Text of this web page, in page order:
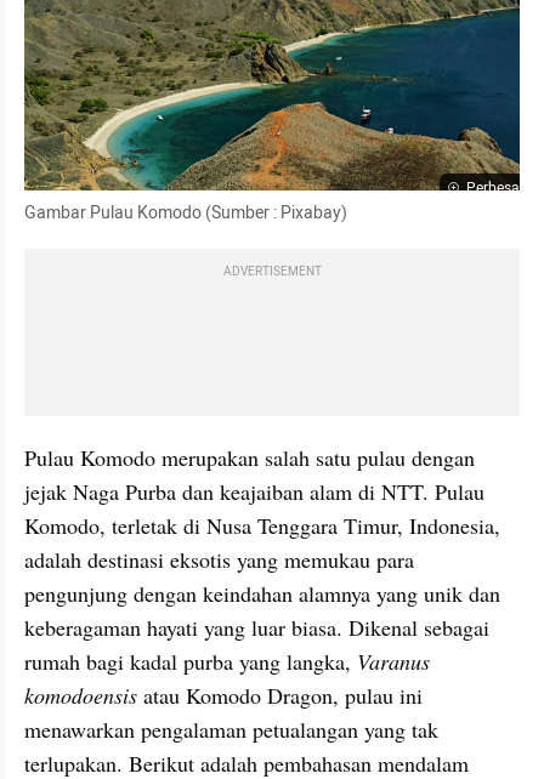
Perbesar
Gambar Pulau Komodo (Sumber : Pixabay)
ADVERTISEMENT
Pulau Komodo merupakan salah satu pulau dengan
jejak Naga Purba dan keajaiban alam di NTT. Pulau
Komodo, terletak di Nusa Tenggara Timur, Indonesia,
adalah destinasi eksotis yang memukau para
pengunjung dengan keindahan alamnya yang unik dan
keberagaman hayati yang luar biasa. Dikenal sebagai
rumah bagi kadal purba yang langka, Varanus
komodoensis atau Komodo Dragon, pulau ini
menawarkan pengalaman petualangan yang tak
terlupakan. Berikut adalah pembahasan mendalam